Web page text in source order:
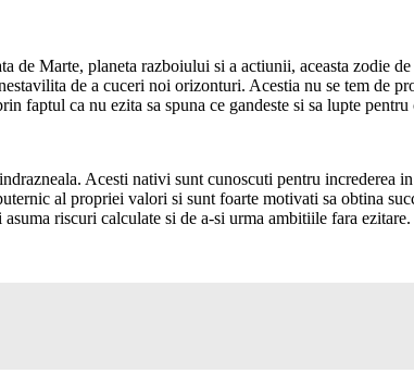
de Marte, planeta razboiului si a actiunii, aceasta zodie
de a cuceri noi orizonturi. Acestia nu se tem de
faptul ca nu ezita sa spuna ce gandeste si sa lupte pentru
Acesti nativi sunt cunoscuti pentru increderea
al propriei valori si sunt foarte motivati sa obtina
riscuri calculate si de a-si urma ambitiile fara ezitare.